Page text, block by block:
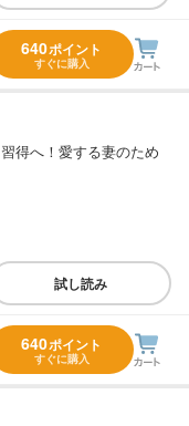
640ポイント
すぐに購入
得へ！愛する妻のため
試し読み
640ポイント
すぐに購入